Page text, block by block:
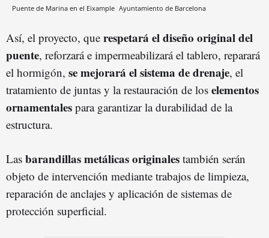
Puente de Marina en el Eixample Ayuntamiento de Barcelona
Así, el proyecto, que respetará el diseño original del
puente, reforzará e impermeabilizará el tablero, reparará
el hormigón, se mejorará el sistema de drenaje, el
tratamiento de juntas y la restauración de los elementos
ornamentales para garantizar la durabilidad de la
estructura.
Las barandillas metálicas originales también serán
objeto de intervención mediante trabajos de limpieza,
reparación de anclajes y aplicación de sistemas de
protección superficial.